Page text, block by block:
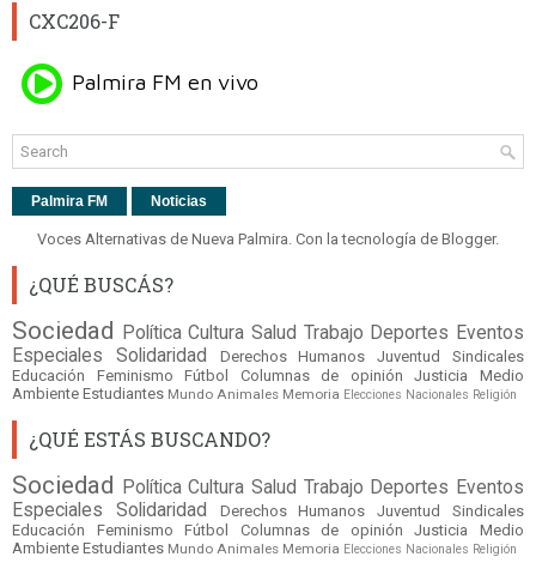
CXC206-F
Palmira FM Noticias
Voces Alternativas de Nueva Palmira. Con la tecnología de Blogger.
¿QUÉ BUSCÁS?
Sociedad Política Cultura Salud Trabajo Deportes Eventos
Especiales
Solidaridad Derechos Humanos Juventud
Sindicales
Educación
Feminismo Fútbol Columnas de opinión Justicia
Medio
Ambiente Estudiantes Mundo Animales Memoria Elecciones Nacionales Religión
¿QUÉ ESTÁS BUSCANDO?
Sociedad Política Cultura Salud Trabajo Deportes Eventos
Especiales
Solidaridad Derechos Humanos Juventud
Sindicales
Educación
Feminismo Fútbol Columnas de opinión Justicia
Medio
Ambiente Estudiantes Mundo Animales Memoria Elecciones Nacionales Religión